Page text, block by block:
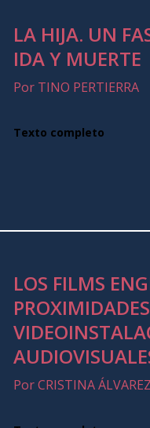
LA HIJA. UN
IDA Y MUERTE
Por TINO PERTIERRA
Texto completo
LOS FILMS
Por CRISTINA